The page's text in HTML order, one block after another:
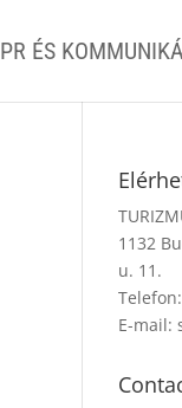
PR ÉS
1132
u. 11.
E-mail: